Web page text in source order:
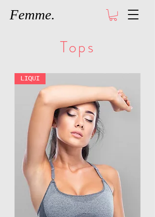
Femme.
Tops
LIQUI